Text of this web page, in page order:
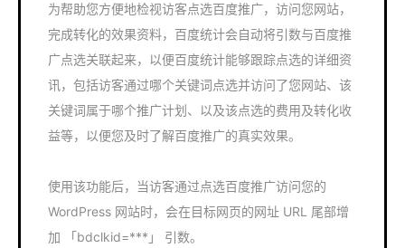
为帮助您方便地检视访客点选百度推广，访问您网站，
完成转化的效果资料，百度统计会自动将引数与百度推
广点选关联起来，以便百度统计能够跟踪点选的详细资
讯，包括访客通过哪个关键词点选并访问了您网站、该
关键词属于哪个推广计划、以及该点选的费用及转化收
益等，以便您及时了解百度推广的真实效果。
使用该功能后，当访客通过点选百度推广访问您的
WordPress 网站时，会在目标网页的网址 URL 尾部增
加 「bdclkid=***」 引数。